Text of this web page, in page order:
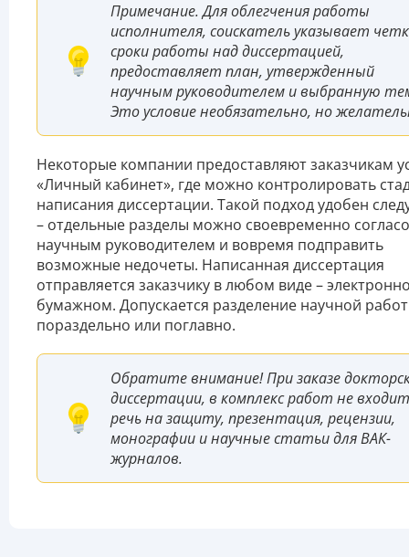
Примечание. Для облегчения работы
исполнителя, соискатель указывает
сроки работы над диссертацией,
предоставляет план, утвержденный
научным руководителем и выбранную
Это условие необязательно, но
Некоторые компании предоставляют заказчикам
«Личный кабинет», где можно контролировать
написания диссертации. Такой подход удобен
– отдельные разделы можно своевременно
научным руководителем и вовремя подправить
возможные недочеты. Написанная диссертация
отправляется заказчику в любом виде –
бумажном. Допускается разделение научной
пораздельно или поглавно.
Обратите внимание! При заказе
диссертации, в комплекс работ не входит
речь на защиту, презентация, рецензии,
монографии и научные статьи для ВАК-
журналов.